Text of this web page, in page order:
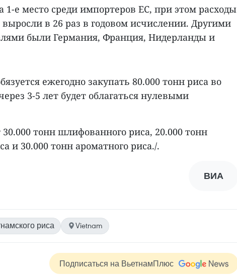
1-е место среди импортеров ЕС, при этом расходы
в 26 раз в годовом исчислении. Другими
были Германия, Франция, Нидерланды и
ежегодно закупать 80.000 тонн риса во
3-5 лет будет облагаться нулевыми
тонн шлифованного риса, 20.000 тонн
и 30.000 тонн ароматного риса./.
ВИА
риса Vietnam
Подписаться на ВьетнамПлюс